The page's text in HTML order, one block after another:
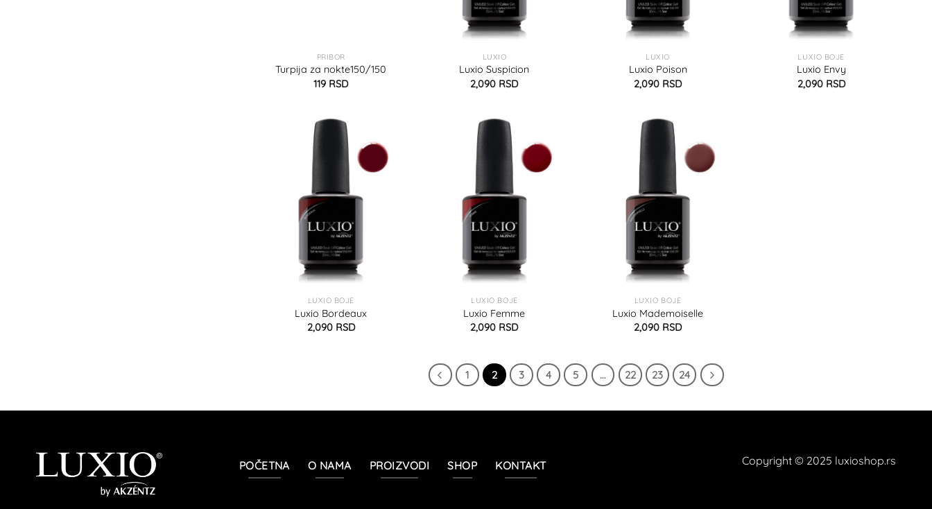
PRIBOR
Turpija za nokte150/150
119 RSD
LUXIO
Luxio Suspicion
2,090 RSD
LUXIO
Luxio Poison
2,090 RSD
LUXIO BOJE
Luxio Envy
2,090 RSD
LUXIO BOJE
Luxio Bordeaux
2,090 RSD
LUXIO BOJE
Luxio Femme
2,090 RSD
LUXIO BOJE
Luxio Mademoiselle
2,090 RSD
1 2 3 4 5 … 22 23 24
POČETNA O NAMA PROIZVODI SHOP KONTAKT Copyright © 2025 luxioshop.rs